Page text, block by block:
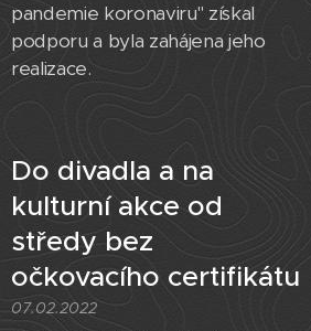
pandemie koronaviru" získal
podporu a byla zahájena jeho
realizace.
Do divadla a na
kulturní akce od
středy bez
očkovacího certifikátu
07.02.2022